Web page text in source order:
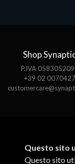
Shop
P.IVA
+39 02
Questo sito
Questo sito